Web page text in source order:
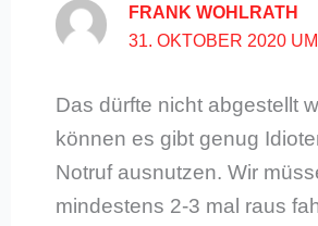
FRANK WOHLRATH
31. OKTOBER 2020
Das dürfte nicht abgestellt
können es gibt genug
Notruf ausnutzen. Wir
mindestens 2-3 mal raus